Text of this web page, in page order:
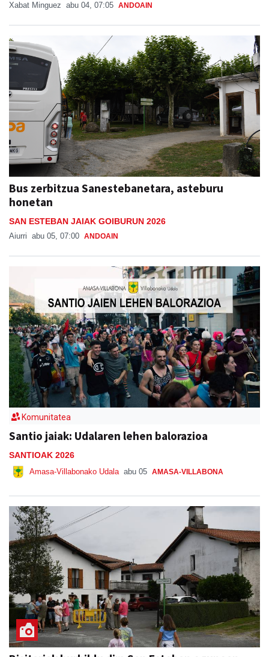
Xabat Minguez abu 04, 07:05 ANDOAIN
Bus zerbitzua Sanestebanetara, asteburu
honetan
SAN ESTEBAN JAIAK GOIBURUN 2026
Aiurri abu 05, 07:00 ANDOAIN
Komunitatea
Santio jaiak: Udalaren lehen balorazioa
SANTIOAK 2026
Amasa-Villabonako Udala abu 05 AMASA-VILLABONA